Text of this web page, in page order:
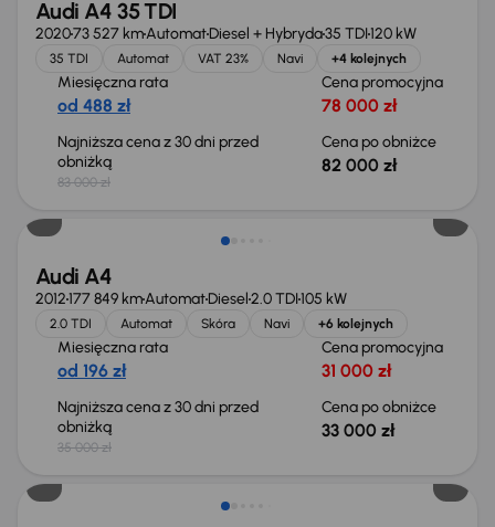
Audi A4 35 TDI
202073 527 kmAutomatDiesel + Hybryda35 TDI120 kW
35 TDI Automat VAT 23% Navi +4 kolejnych
Miesięczna rata
od 488 zł
Cena promocyjna
78 000 zł
Najniższa cena z 30 dni przed
obniżką
83 000 zł
Cena po obniżce
82 000 zł
Taniej o 2 000 zł
Audi A4
2012177 849 kmAutomatDiesel2.0 TDI105 kW
2.0 TDI Automat Skóra Navi +6 kolejnych
Miesięczna rata
od 196 zł
Cena promocyjna
31 000 zł
Najniższa cena z 30 dni przed
obniżką
35 000 zł
Cena po obniżce
33 000 zł